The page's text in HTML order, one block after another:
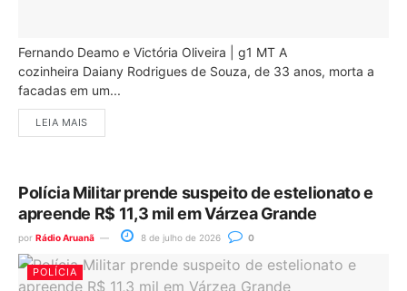
Fernando Deamo e Victória Oliveira | g1 MT A
cozinheira Daiany Rodrigues de Souza, de 33 anos, morta a
facadas em um...
LEIA MAIS
Polícia Militar prende suspeito de estelionato e
apreende R$ 11,3 mil em Várzea Grande
por Rádio Aruanã 8 de julho de 2026 0
POLÍCIA